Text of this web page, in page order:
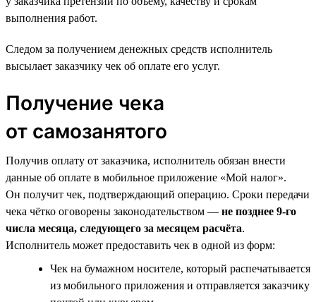
выполнения работ.
Следом за получением денежных средств исполнитель
высылает заказчику чек об оплате его услуг.
Получение чека
от самозанятого
Получив оплату от заказчика, исполнитель обязан внести
данные об оплате в мобильное приложение «Мой налог».
Он получит чек, подтверждающий операцию. Сроки передачи
чека чётко оговорены законодательством — не позднее 9-го
числа месяца, следующего за месяцем расчёта.
Исполнитель может предоставить чек в одной из форм:
Чек на бумажном носителе, который распечатывается
из мобильного приложения и отправляется заказчику